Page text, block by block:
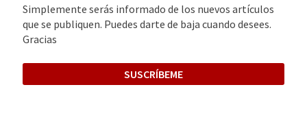
Simplemente serás informado de los nuevos artículos
que se publiquen. Puedes darte de baja cuando desees.
Gracias